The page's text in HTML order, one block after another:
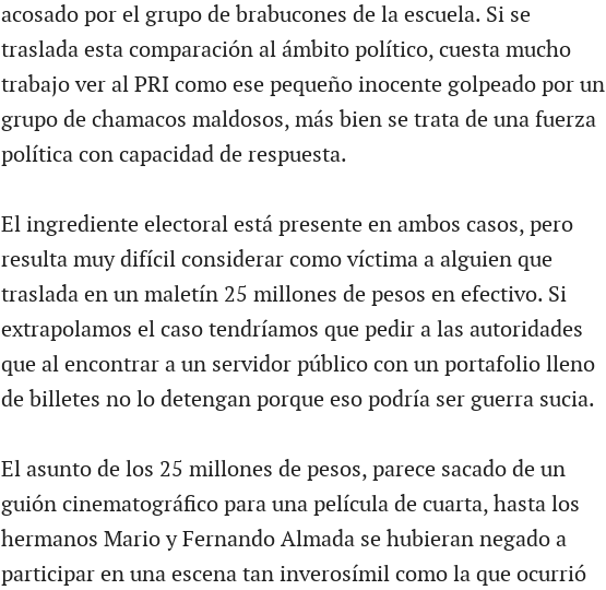
acosado por el grupo de brabucones de la escuela. Si se
traslada esta comparación al ámbito político, cuesta mucho
trabajo ver al PRI como ese pequeño inocente golpeado por un
grupo de chamacos maldosos, más bien se trata de una fuerza
política con capacidad de respuesta.
El ingrediente electoral está presente en ambos casos, pero
resulta muy difícil considerar como víctima a alguien que
traslada en un maletín 25 millones de pesos en efectivo. Si
extrapolamos el caso tendríamos que pedir a las autoridades
que al encontrar a un servidor público con un portafolio lleno
de billetes no lo detengan porque eso podría ser guerra sucia.
El asunto de los 25 millones de pesos, parece sacado de un
guión cinematográfico para una película de cuarta, hasta los
hermanos Mario y Fernando Almada se hubieran negado a
participar en una escena tan inverosímil como la que ocurrió